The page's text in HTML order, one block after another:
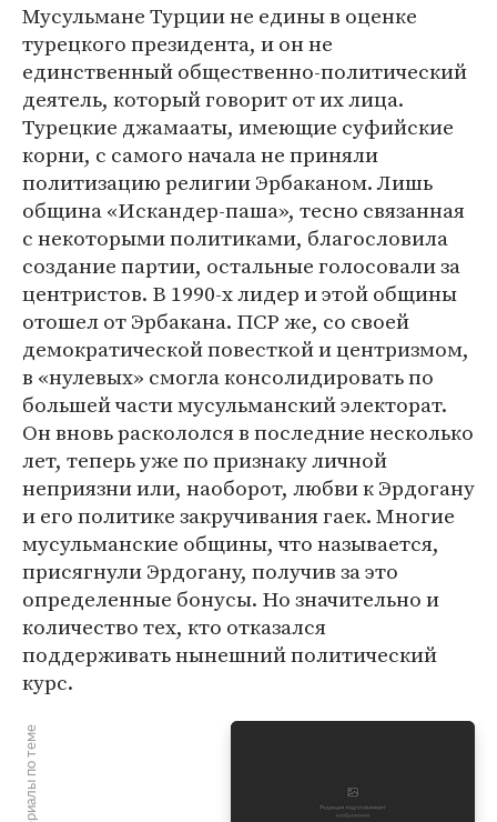
Мусульмане Турции не едины в оценке
турецкого президента, и он не
единственный общественно-политический
деятель, который говорит от их лица.
Турецкие джамааты, имеющие суфийские
корни, с самого начала не приняли
политизацию религии Эрбаканом. Лишь
община «Искандер-паша», тесно связанная
с некоторыми политиками, благословила
создание партии, остальные голосовали за
центристов. В 1990-х лидер и этой общины
отошел от Эрбакана. ПСР же, со своей
демократической повесткой и центризмом,
в «нулевых» смогла консолидировать по
большей части мусульманский электорат.
Он вновь раскололся в последние несколько
лет, теперь уже по признаку личной
неприязни или, наоборот, любви к Эрдогану
и его политике закручивания гаек. Многие
мусульманские общины, что называется,
присягнули Эрдогану, получив за это
определенные бонусы. Но значительно и
количество тех, кто отказался
поддерживать нынешний политический
курс.
Материалы по теме